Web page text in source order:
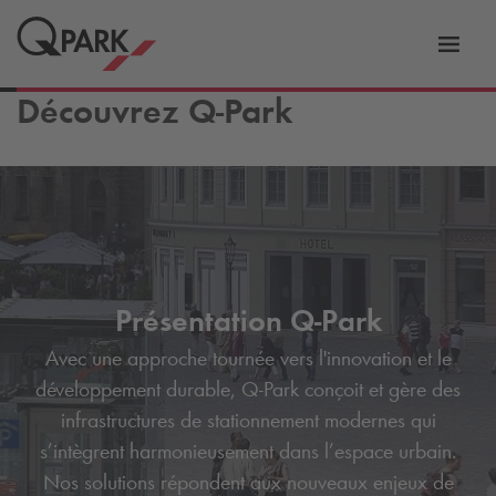
vers
Découvrez Q-Park
Présentation Q-Park
Avec une approche tournée vers l'innovation et le
développement durable, Q-Park conçoit et gère des
infrastructures de stationnement modernes qui
s’intègrent harmonieusement dans l’espace urbain.
Nos solutions répondent aux nouveaux enjeux de